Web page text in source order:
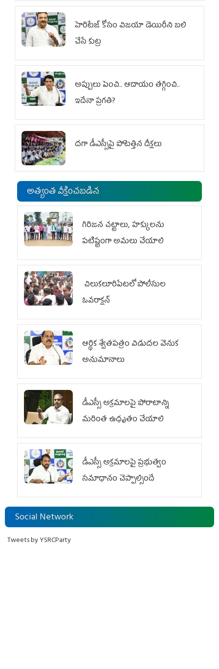
హెరిటేజ్ కోసం విజయా డెయిరీని బలి
చేసే కుట్ర‌
అప్పులు పెంచి.. ఆదాయం తగ్గించి..
ఇదేనా ప్రగతి?
దగా డీఎస్సీపై పోటెత్తిన దీక్షలు
అత్యంత వీక్షించబడిన
గిరిజన చట్టాలు, హక్కులను
పటిష్టంగా అమలు చేయాలి
చిలుక‌లూరిపేట‌లో పోలీసుల
ఓవ‌రాక్ష‌న్‌
ఆర్థిక శ్వేతపత్రం విడుదల వెనుక
అనుమానాలు
డీఎస్సీ అక్రమాలపై పోరాటాన్ని
మరింత ఉధృతం చేయాలి
డీఎస్సీ అక్రమాలపై ప్రభుత్వం
సమాధానం చెప్పాల్సిందే
Social Network
Tweets by YSRCParty